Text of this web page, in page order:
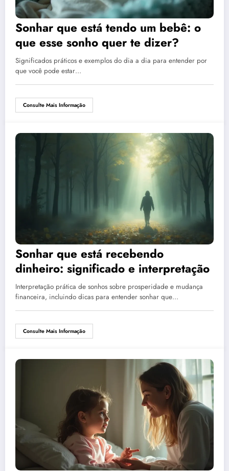
Sonhar que está tendo um bebê: o
que esse sonho quer te dizer?
Significados práticos e exemplos do dia a dia para entender por
que você pode estar…
Consulte Mais Informação
Sonhar que está recebendo
dinheiro: significado e interpretação
Interpretação prática de sonhos sobre prosperidade e mudança
financeira, incluindo dicas para entender sonhar que…
Consulte Mais Informação